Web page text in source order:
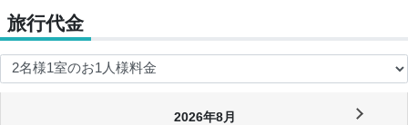
旅行代金
2026年8月